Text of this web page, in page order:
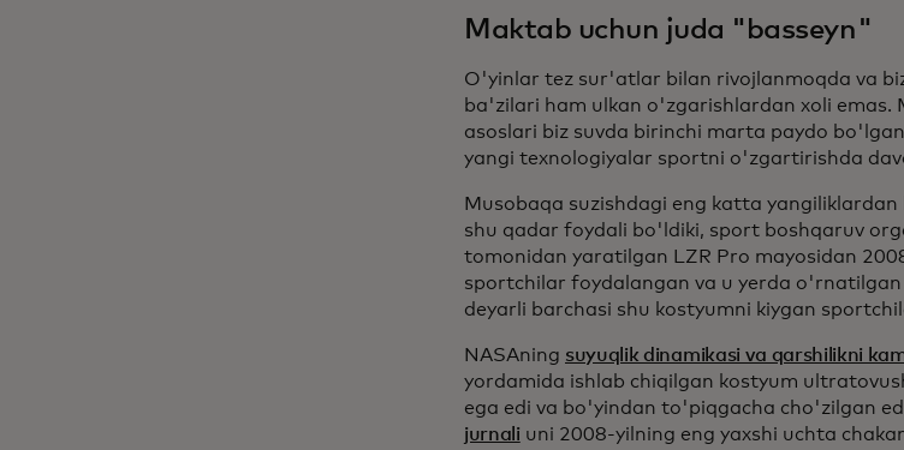
Maktab uchun juda "basseyn"
O'yinlar tez sur'atlar bilan rivojlanmoqda va
ba'zilari ham ulkan o'zgarishlardan xoli emas.
asoslari biz suvda birinchi marta paydo
yangi texnologiyalar sportni o'zgartirishda
Musobaqa suzishdagi eng katta
shu qadar foydali bo'ldiki, sport boshqaruv
tomonidan yaratilgan LZR Pro mayosidan
sportchilar foydalangan va u yerda
deyarli barchasi shu kostyumni kiygan
NASAning suyuqlik dinamikasi va qarshilikni
yordamida ishlab chiqilgan kostyum
ega edi va bo'yindan to'piqgacha cho'zilgan
jurnali uni 2008-yilning eng yaxshi uchta